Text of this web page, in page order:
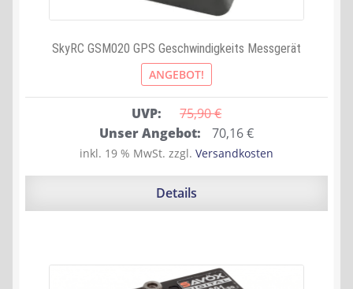
SkyRC GSM020 GPS Geschwindigkeits Messgerät
ANGEBOT!
UVP: 75,90 €
Ursprünglicher
Preis
war:
Unser Angebot: 70,16€Aktueller
Preis
ist:
inkl. 19 % MwSt. zzgl. Versandkosten
Details